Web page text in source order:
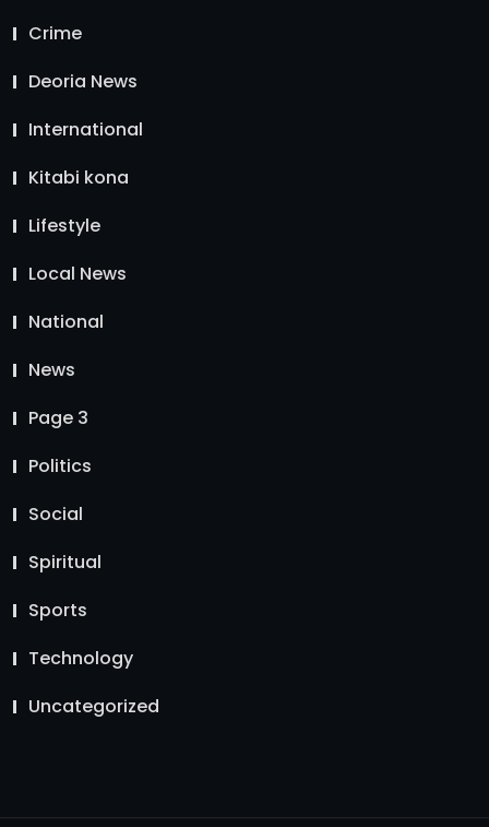
Crime
Deoria News
International
Kitabi kona
Lifestyle
Local News
National
News
Page 3
Politics
Social
Spiritual
Sports
Technology
Uncategorized